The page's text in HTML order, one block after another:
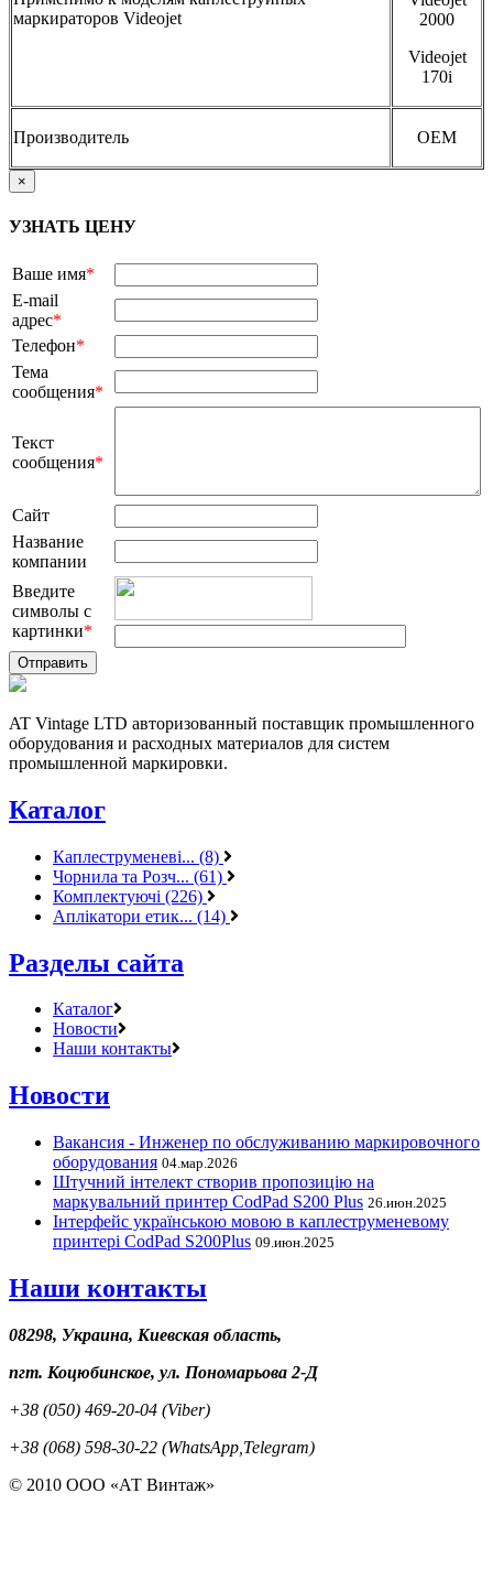
маркираторов Videojet
2000
Videojet
170i
Производитель OEM
×
УЗНАТЬ ЦЕНУ
Ваше имя*
E-mail
адрес*
Телефон*
Тема
сообщения*
Текст
сообщения*
Сайт
Название
компании
Введите
символы с
картинки*
AT Vintage LTD авторизованный поставщик промышленного
оборудования и расходных материалов для систем
промышленной маркировки.
Каталог
Каплеструменеві... (8)
Чорнила та Розч... (61)
Комплектуючі (226)
Аплікатори етик... (14)
Разделы сайта
Каталог
Новости
Наши контакты
Новости
Вакансия - Инженер по обслуживанию маркировочного
оборудования 04.мар.2026
Штучний інтелект створив пропозицію на
маркувальний принтер CodPad S200 Plus 26.июн.2025
Інтерфейс українською мовою в каплеструменевому
принтері CodPad S200Plus 09.июн.2025
Наши контакты
08298, Украина, Киевская область,
пгт. Коцюбинское, ул. Пономарьова 2-Д
+38 (050) 469-20-04 (Viber)
+38 (068) 598-30-22 (WhatsApp,Telegram)
© 2010 ООО «АТ Винтаж»